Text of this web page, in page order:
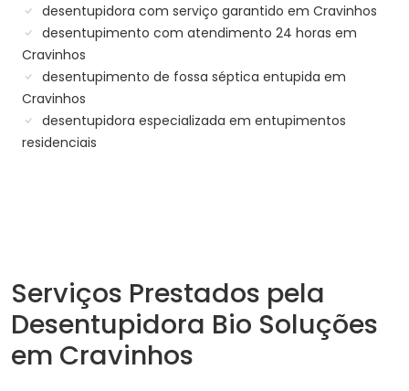
desentupidora com serviço garantido em Cravinhos
desentupimento com atendimento 24 horas em
Cravinhos
desentupimento de fossa séptica entupida em
Cravinhos
desentupidora especializada em entupimentos
residenciais
Serviços Prestados pela
Desentupidora Bio Soluções
em Cravinhos